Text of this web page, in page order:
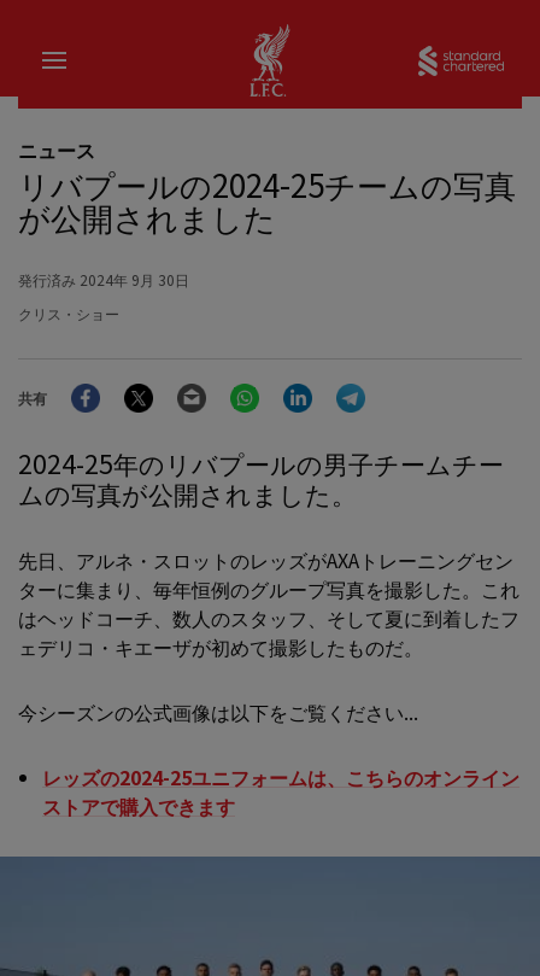
家
ニュース
リバプールの2024-25チームの写真
が公開されました
発行済み 2024年 9月 30日
クリス・ショー
共有
FacebookTwitter Email WhatsAppLinkedIn
2024-25年のリバプールの男子チームチー
ムの写真が公開されました。
先日、アルネ・スロットのレッズがAXAトレーニングセン
ターに集まり、毎年恒例のグループ写真を撮影した。これ
はヘッドコーチ、数人のスタッフ、そして夏に到着したフ
ェデリコ・キエーザが初めて撮影したものだ。
今シーズンの公式画像は以下をご覧ください...
レッズの2024-25ユニフォームは、こちらのオンライン
ストアで購入できます